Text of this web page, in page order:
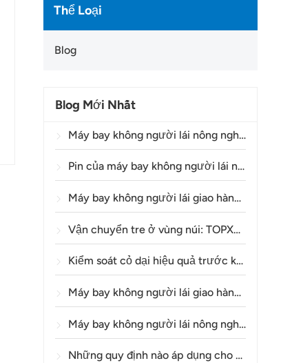
Thể Loại
Blog
Blog Mới Nhất
Máy bay không người lái nông nghiệp đang giúp nông dân Brazil cải thiện hoạt động phun thuốc trừ sâu như thế nào?
Pin của máy bay không người lái nông nghiệp có thể sử dụng được bao lâu?
Máy bay không người lái giao hàng Y160: Một phương thức an toàn và hiệu quả hơn để vận chuyển vật liệu tháp điện trên địa hình đồi núi.
Vận chuyển tre ở vùng núi: TOPXGUN Y160 mở ra một tuyến đường mới từ rừng đến điểm thu gom.
Kiểm soát cỏ dại hiệu quả trước khi nảy mầm trong lúa mì bằng máy bay không người lái nông nghiệp A80
Máy bay không người lái giao hàng là gì và việc giao hàng bằng máy bay không người lái hoạt động như thế nào?
Máy bay không người lái nông nghiệp có độ chính xác như thế nào trong việc phun thuốc và giám sát cây trồng?
Những quy định nào áp dụng cho việc sử dụng máy bay không người lái trong nông nghiệp ở các quốc gia khác nhau?